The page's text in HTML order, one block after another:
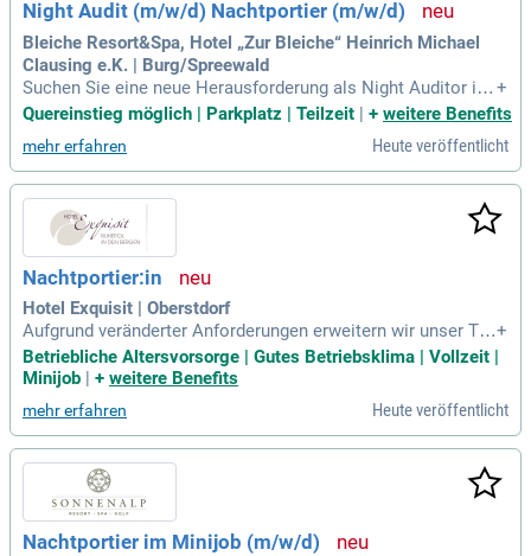
ste vor, einschließlich der Kontrolle von Kreditkartenabrech
nungen.
Night Audit (m/w/d) Nachtportier (m/w/d)
Bleiche Resort&Spa, Hotel „Zur Bleiche“ Heinrich Michael
Clausing e.K. | Burg/Spreewald
Suchen Sie eine neue Herausforderung als Night Auditor in
einem der schönsten Ferienhotels Deutschlands? Wir bieten
Ihnen eine interessante Position im UNESCO-geschützten B
iosphärenreservat Spreewald. Sie bringen Erfahrung in Hotel
software und Buchhaltung mit sowie eine offene, freundlich
e Persönlichkeit? Zuverlässigkeit, Eigenverantwortung und
Kommunikationsstärke sind für Sie selbstverständlich? Wir
freuen uns auch über motivierte Quereinsteiger! Profitieren
Sie von leistungsgerechter Bezahlung, flachen Hierarchien u
nd einer hervorragenden Küche für unsere Mitarbeiter. Bewe
rben Sie sich noch heute!
+
Quereinstieg möglich | Parkplatz | Teilzeit | + weitere Benefits
mehr erfahren Heute veröffentlicht
Nachtportier:in
Hotel Exquisit | Oberstdorf
Aufgrund veränderter Anforderungen erweitern wir unser Tea
m: Nachtportier:in Minijob für 2; 4 Nächte pro Monat zur Url
aubs- und Freivertretung: Mit folgenden Aufgaben: Check-in
der Spätanreisen nach 22 Uhr; Telefon & Gästebetreuung; Si
cherheitsrundgänge
+
Betriebliche Altersvorsorge | Gutes Betriebsklima | Vollzeit |
Minijob | + weitere Benefits
mehr erfahren Heute veröffentlicht
Nachtportier im Minijob (m/w/d)